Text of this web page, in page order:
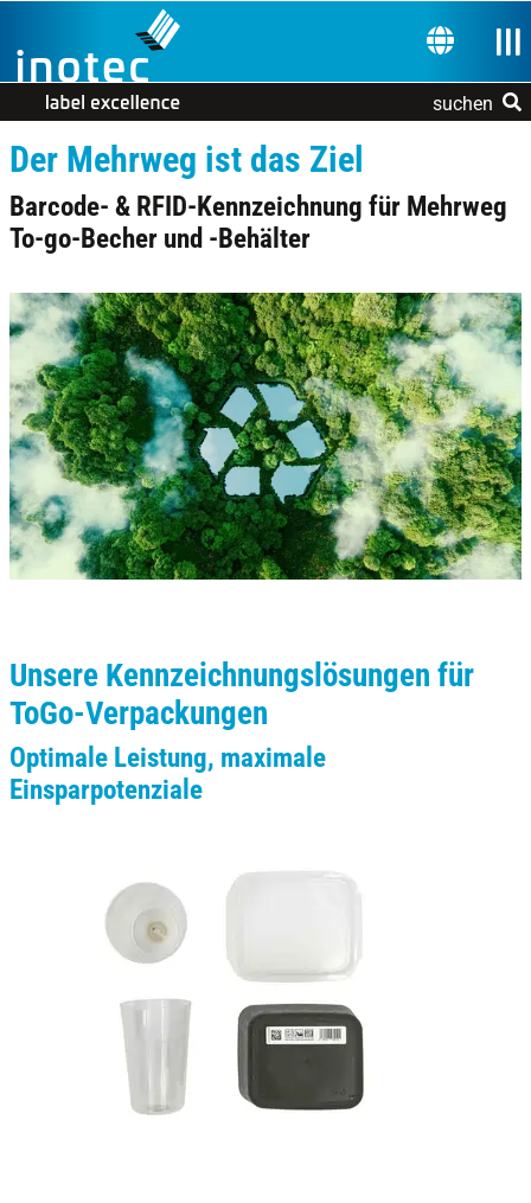
Zur Navigation springen
Zum Inhalt springen
suchen
Der Mehrweg ist das Ziel
Barcode- & RFID-Kennzeichnung für Mehrweg
To-go-Becher und -Behälter
Unsere Kennzeichnungslösungen für
ToGo-Verpackungen
Optimale Leistung, maximale
Einsparpotenziale